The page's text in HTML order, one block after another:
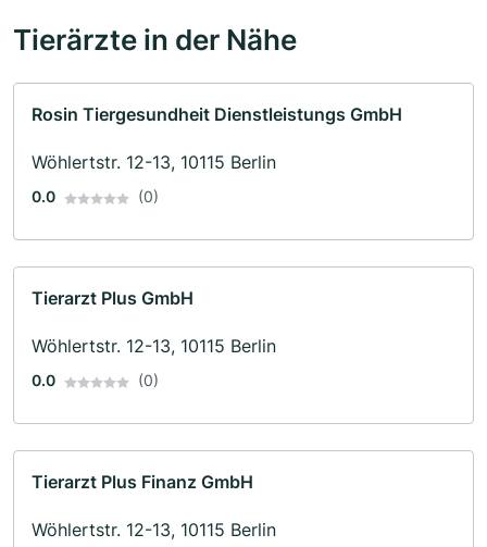
Tierärzte in der Nähe
Rosin Tiergesundheit Dienstleistungs GmbH
Wöhlertstr. 12-13, 10115 Berlin
0.0 (0)
Tierarzt Plus GmbH
Wöhlertstr. 12-13, 10115 Berlin
0.0 (0)
Tierarzt Plus Finanz GmbH
Wöhlertstr. 12-13, 10115 Berlin